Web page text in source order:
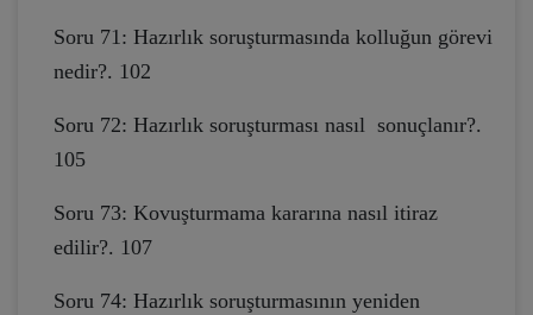
Soru 71: Hazırlık soruşturmasında kolluğun görevi
nedir?. 102
Soru 72: Hazırlık soruşturması nasıl sonuçlanır?.
105
Soru 73: Kovuşturmama kararına nasıl itiraz
edilir?. 107
Soru 74: Hazırlık soruşturmasının yeniden